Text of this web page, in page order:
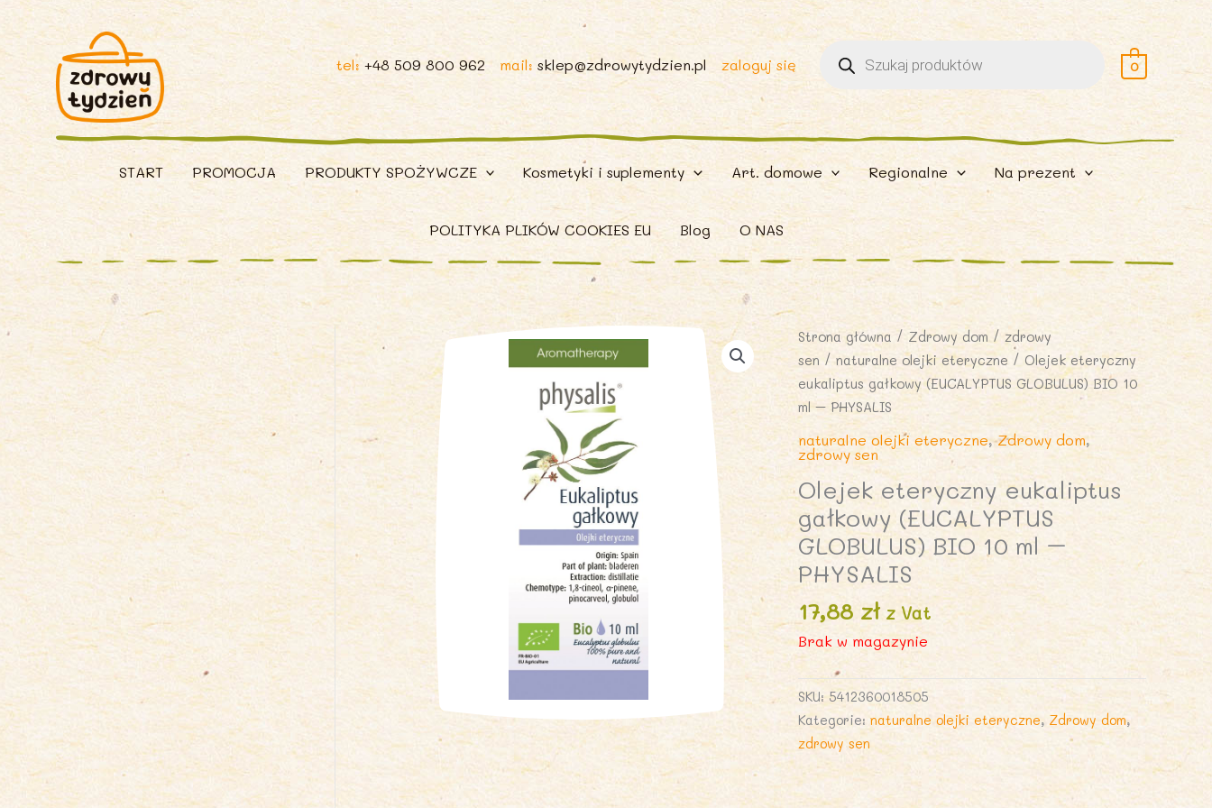
tel: +48 509 800 962 mail: sklep@zdrowytydzien.pl zaloguj się
Wyszukiwarka
produktów 0
START PROMOCJA PRODUKTY SPOŻYWCZE Kosmetyki i suplementy Art. domowe Regionalne Na prezent
POLITYKA PLIKÓW COOKIES EU Blog O NAS
Strona główna / Zdrowy dom /zdrowy
sen /naturalne olejki eteryczne / Olejek eteryczny
eukaliptus gałkowy (EUCALYPTUS GLOBULUS) BIO 10
ml – PHYSALIS
naturalne olejki eteryczne,Zdrowy dom,
zdrowy sen
Olejek eteryczny eukaliptus
gałkowy (EUCALYPTUS
GLOBULUS) BIO 10 ml –
PHYSALIS
17,88 zł z Vat
Brak w magazynie
SKU: 5412360018505
Kategorie:naturalne olejki eteryczne, Zdrowy dom,
zdrowy sen